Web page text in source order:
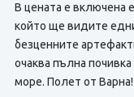
В цената е включена
който ще видите
безценните
очаква пълна почивка
море. Полет от Варна!